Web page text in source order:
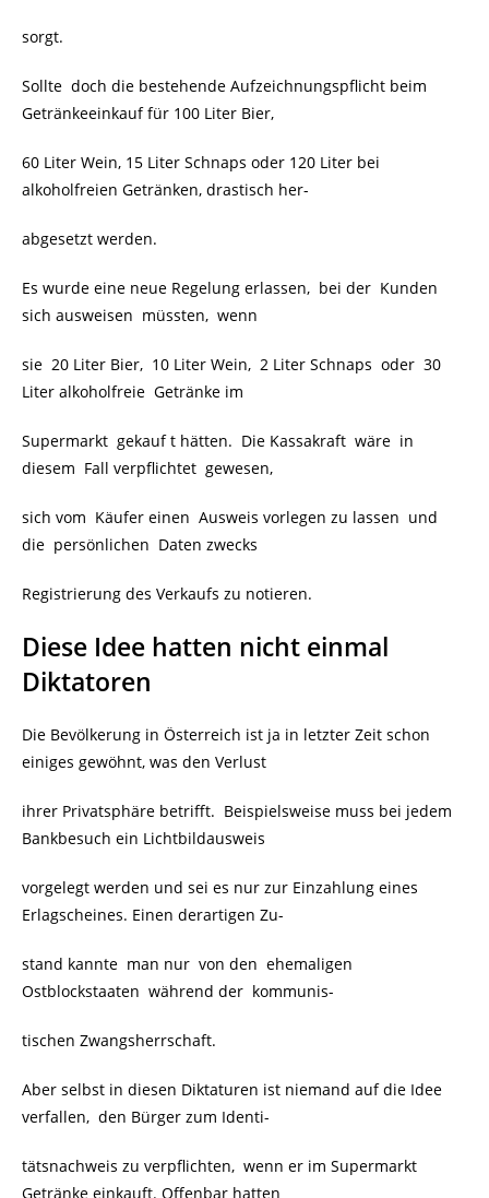
sorgt.
Sollte doch die bestehende Aufzeichnungspflicht beim
Getränkeeinkauf für 100 Liter Bier,
60 Liter Wein, 15 Liter Schnaps oder 120 Liter bei
alkoholfreien Getränken, drastisch her-
abgesetzt werden.
Es wurde eine neue Regelung erlassen, bei der Kunden
sich ausweisen müssten, wenn
sie 20 Liter Bier, 10 Liter Wein, 2 Liter Schnaps oder 30
Liter alkoholfreie Getränke im
Supermarkt gekauf t hätten. Die Kassakraft wäre in
diesem Fall verpflichtet gewesen,
sich vom Käufer einen Ausweis vorlegen zu lassen und
die persönlichen Daten zwecks
Registrierung des Verkaufs zu notieren.
Diese Idee hatten nicht einmal
Diktatoren
Die Bevölkerung in Österreich ist ja in letzter Zeit schon
einiges gewöhnt, was den Verlust
ihrer Privatsphäre betrifft. Beispielsweise muss bei jedem
Bankbesuch ein Lichtbildausweis
vorgelegt werden und sei es nur zur Einzahlung eines
Erlagscheines. Einen derartigen Zu-
stand kannte man nur von den ehemaligen
Ostblockstaaten während der kommunis-
tischen Zwangsherrschaft.
Aber selbst in diesen Diktaturen ist niemand auf die Idee
verfallen, den Bürger zum Identi-
tätsnachweis zu verpflichten, wenn er im Supermarkt
Getränke einkauft. Offenbar hatten